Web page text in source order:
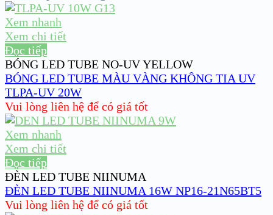
Xem nhanh
Xem chi tiết
Đọc tiếp
BÓNG LED TUBE NO-UV YELLOW
BÓNG LED TUBE MÀU VÀNG KHÔNG TIA UV
TLPA-UV 20W
Vui lòng liên hệ để có giá tốt
Xem nhanh
Xem chi tiết
Đọc tiếp
ĐÈN LED TUBE NIINUMA
ĐÈN LED TUBE NIINUMA 16W NP16-21N65BT5
Vui lòng liên hệ để có giá tốt